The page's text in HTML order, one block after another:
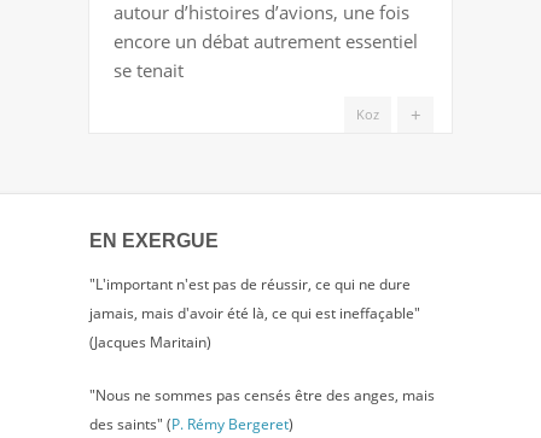
autour d’histoires d’avions, une fois
encore un débat autrement essentiel
se tenait
+
Koz
EN EXERGUE
"L'important n'est pas de réussir, ce qui ne dure
jamais, mais d'avoir été là, ce qui est ineffaçable"
(Jacques Maritain)
"Nous ne sommes pas censés être des anges, mais
des saints" (P. Rémy Bergeret)